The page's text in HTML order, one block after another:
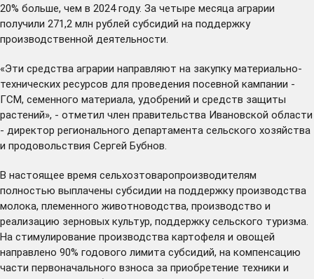
20% больше, чем в 2024 году. За четыре месяца аграрии
получили 271,2 млн рублей субсидий на поддержку
производственной деятельности.
«Эти средства аграрии направляют на закупку материально-
технических ресурсов для проведения посевной кампании -
ГСМ, семенного материала, удобрений и средств защиты
растений», - отметил член правительства Ивановской области
- директор регионального департамента сельского хозяйства
и продовольствия Сергей Бубнов.
В настоящее время сельхозтоваропроизводителям
полностью выплачены субсидии на поддержку производства
молока, племенного животноводства, производство и
реализацию зерновых культур, поддержку сельского туризма.
На стимулирование производства картофеля и овощей
направлено 90% годового лимита субсидий, на компенсацию
части первоначального взноса за приобретение техники и